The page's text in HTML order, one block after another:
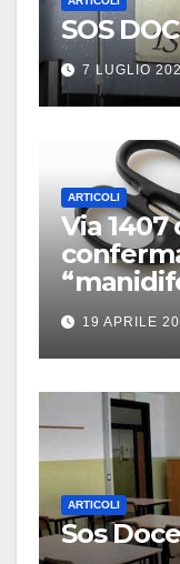
SOS
7 LUGLIO
ARTICOLI
Via
19 APRILE
ARTICOLI
Sos